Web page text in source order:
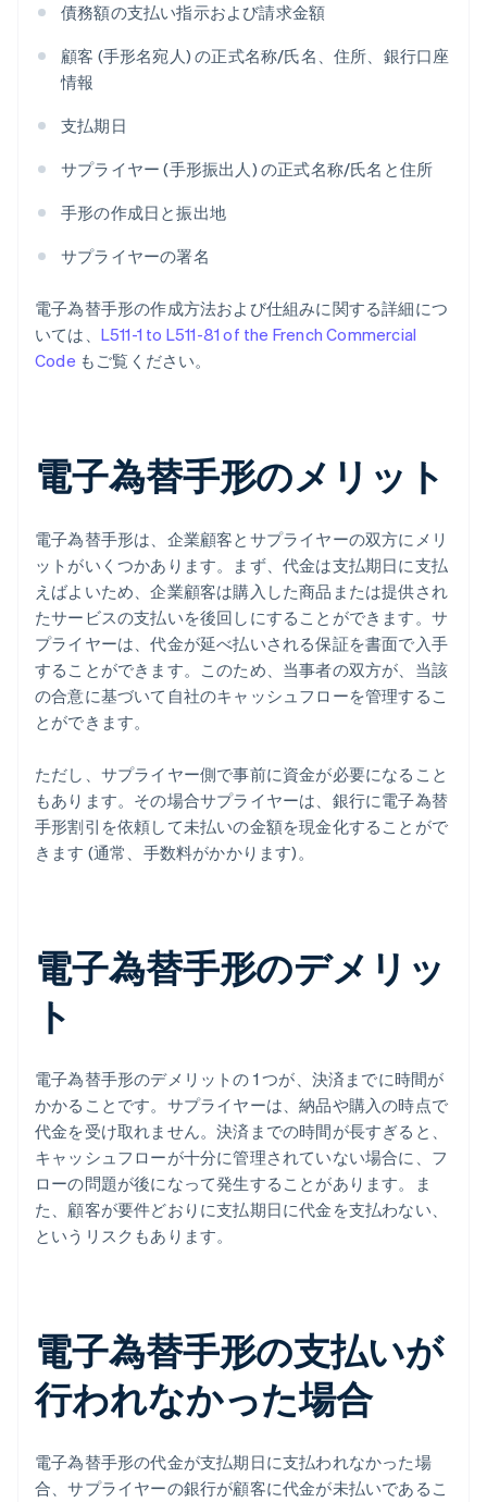
債務額の支払い指示および請求金額
顧客 (手形名宛人) の正式名称/氏名、住所、銀行口座
情報
支払期日
サプライヤー (手形振出人) の正式名称/氏名と住所
手形の作成日と振出地
サプライヤーの署名
電子為替手形の作成方法および仕組みに関する詳細につ
いては、 L511-1 to L511-81 of the French Commercial
Code もご覧ください。
電子為替手形のメリット
電子為替手形は、企業顧客とサプライヤーの双方にメリ
ットがいくつかあります。まず、代金は支払期日に支払
えばよいため、企業顧客は購入した商品または提供され
たサービスの支払いを後回しにすることができます。サ
プライヤーは、代金が延べ払いされる保証を書面で入手
することができます。このため、当事者の双方が、当該
の合意に基づいて自社のキャッシュフローを管理するこ
とができます。
ただし、サプライヤー側で事前に資金が必要になること
もあります。その場合サプライヤーは、銀行に電子為替
手形割引を依頼して未払いの金額を現金化することがで
きます (通常、手数料がかかります)。
電子為替手形のデメリッ
ト
電子為替手形のデメリットの 1 つが、決済までに時間が
かかることです。サプライヤーは、納品や購入の時点で
代金を受け取れません。決済までの時間が長すぎると、
キャッシュフローが十分に管理されていない場合に、フ
ローの問題が後になって発生することがあります。ま
た、顧客が要件どおりに支払期日に代金を支払わない、
というリスクもあります。
電子為替手形の支払いが
行われなかった場合
電子為替手形の代金が支払期日に支払われなかった場
合、サプライヤーの銀行が顧客に代金が未払いであるこ